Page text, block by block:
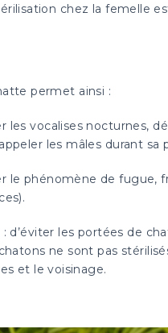
chez la femelle
permet ainsi :
les vocalises nocturnes,
les mâles durant
le phénomène de fugue,
d’éviter les portées de
ne sont pas
et le voisinage.